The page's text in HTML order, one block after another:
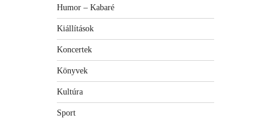
Humor – Kabaré
Kiállítások
Koncertek
Könyvek
Kultúra
Sport